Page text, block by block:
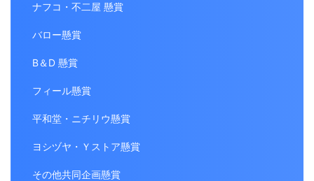
ナフコ・不二屋 懸賞
バロー懸賞
B＆D 懸賞
フィール懸賞
平和堂・ニチリウ懸賞
ヨシヅヤ・Ｙストア懸賞
その他共同企画懸賞